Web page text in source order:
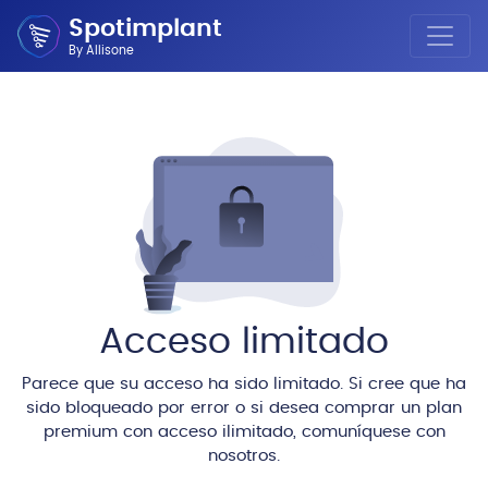
Spotimplant
By Allisone
Acceso limitado
Parece que su acceso ha sido limitado. Si cree que ha
sido bloqueado por error o si desea comprar un plan
premium con acceso ilimitado, comuníquese con
nosotros.